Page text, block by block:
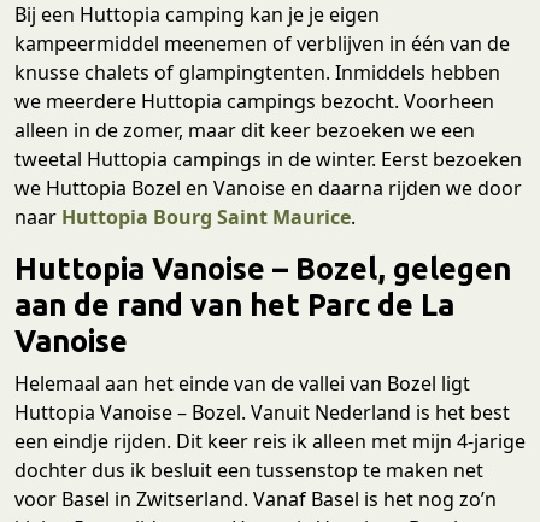
Bij een Huttopia camping kan je je eigen
kampeermiddel meenemen of verblijven in één van de
knusse chalets of glampingtenten. Inmiddels hebben
we meerdere Huttopia campings bezocht. Voorheen
alleen in de zomer, maar dit keer bezoeken we een
tweetal Huttopia campings in de winter. Eerst bezoeken
we Huttopia Bozel en Vanoise en daarna rijden we door
naar Huttopia Bourg Saint Maurice.
Huttopia Vanoise – Bozel, gelegen
aan de rand van het Parc de La
Vanoise
Helemaal aan het einde van de vallei van Bozel ligt
Huttopia Vanoise – Bozel. Vanuit Nederland is het best
een eindje rijden. Dit keer reis ik alleen met mijn 4-jarige
dochter dus ik besluit een tussenstop te maken net
voor Basel in Zwitserland. Vanaf Basel is het nog zo’n